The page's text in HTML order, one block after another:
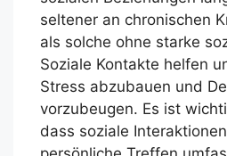
seltener an chronischen
als solche ohne starke
Soziale Kontakte helfen
Stress abzubauen und
vorzubeugen. Es ist
dass soziale